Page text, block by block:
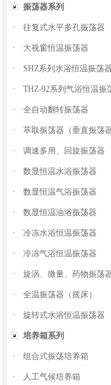
振荡器系列
· 往复式水平多孔振荡器
· 大视窗恒温振荡器
· SHZ系列水浴恒温振荡器
· THZ-92系列气浴恒温振
· 全自动翻转振荡器
· 萃取振荡器（垂直振荡器
· 调速多用、回旋振荡器
· 数显恒温水浴振荡器
· 数显恒温气浴振荡器
· 数显恒温油浴振荡器
· 冷冻水浴恒温振荡器
· 冷冻气浴恒温振荡器
· 旋涡、微量、药物振荡
· 全温振荡器（摇床）
· 旋转式水浴恒温振荡器
培养箱系列
· 组合式振荡培养箱
· 人工气候培养箱